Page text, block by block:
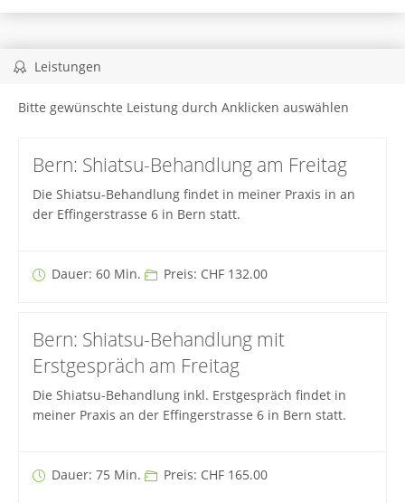
Leistungen
Bitte gewünschte Leistung durch Anklicken auswählen
Bern: Shiatsu-Behandlung am Freitag
Die Shiatsu-Behandlung findet in meiner Praxis in an
der Effingerstrasse 6 in Bern statt.
Dauer: 60 Min. Preis: CHF 132.00
Bern: Shiatsu-Behandlung mit
Erstgespräch am Freitag
Die Shiatsu-Behandlung inkl. Erstgespräch findet in
meiner Praxis an der Effingerstrasse 6 in Bern statt.
Dauer: 75 Min. Preis: CHF 165.00